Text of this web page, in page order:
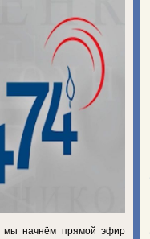
мы начнём прямой эфир